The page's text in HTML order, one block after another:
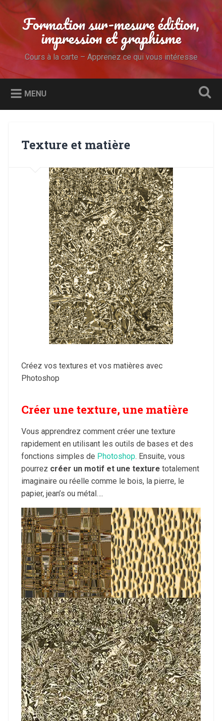
Accéder
au
contenu
principal
RechercheFormation sur-mesure édition,
impression et graphisme
Cours à la carte – Apprenez ce qui vous intéresse
MENU
Texture et matière
Créez vos textures et vos matières avec
Photoshop
Créer une texture, une matière
Vous apprendrez comment créer une texture
rapidement en utilisant les outils de bases et des
fonctions simples de Photoshop. Ensuite, vous
pourrez créer un motif et une texture totalement
imaginaire ou réelle comme le bois, la pierre, le
papier, jean’s ou métal….